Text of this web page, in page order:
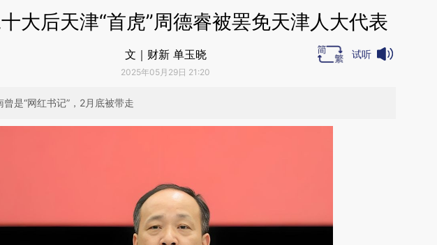
大后天津“首虎”周德睿被罢免天津人大代表
文｜财新 单玉晓
2025年05月29日 21:20
试听
是“网红书记”，2月底被带走